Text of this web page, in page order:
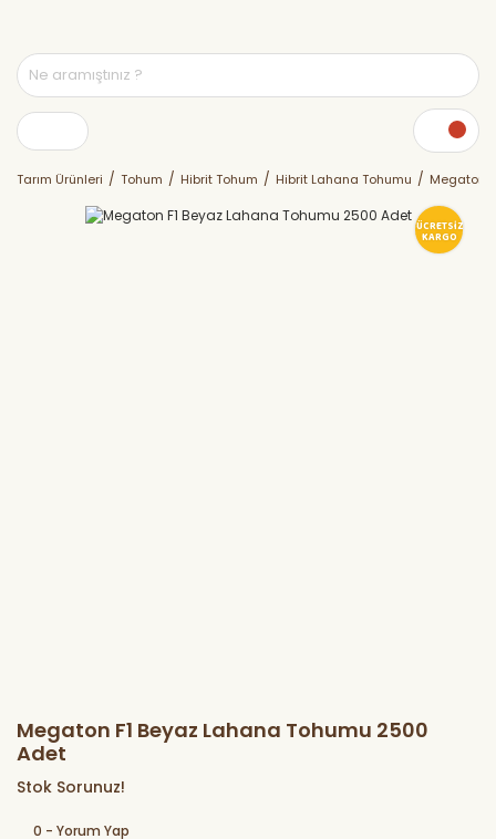
Tarım Ürünleri Tohum Hibrit Tohum Hibrit Lahana Tohumu Megaton
ÜCRETSİZ
KARGO
Megaton F1 Beyaz Lahana Tohumu 2500
Adet
Stok Sorunuz!
0 - Yorum Yap